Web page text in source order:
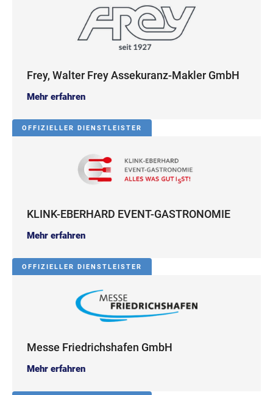
Frey, Walter Frey Assekuranz-Makler GmbH
Mehr erfahren
OFFIZIELLER DIENSTLEISTER
KLINK-EBERHARD EVENT-GASTRONOMIE
Mehr erfahren
OFFIZIELLER DIENSTLEISTER
Messe Friedrichshafen GmbH
Mehr erfahren